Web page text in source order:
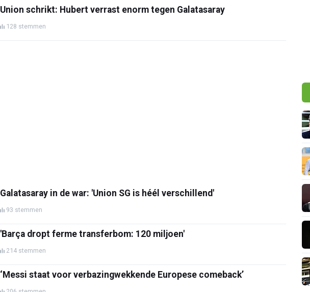
Union schrikt: Hubert verrast enorm tegen Galatasaray
128 stemmen
Galatasaray in de war: 'Union SG is héél verschillend'
93 stemmen
'Barça dropt ferme transferbom: 120 miljoen'
214 stemmen
‘Messi staat voor verbazingwekkende Europese comeback’